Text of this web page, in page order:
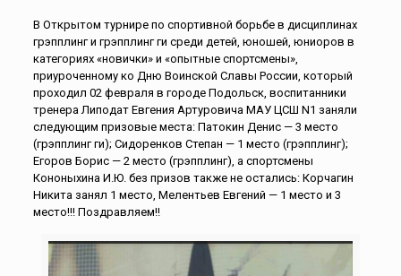
В Открытом турнире по спортивной борьбе в дисциплинах
грэпплинг и грэпплинг ги среди детей, юношей, юниоров в
категориях «новички» и «опытные спортсмены»,
приуроченному ко Дню Воинской Славы России, который
проходил 02 февраля в городе Подольск, воспитанники
тренера Липодат Евгения Артуровича МАУ ЦСШ N1 заняли
следующим призовые места: Патокин Денис — 3 место
(грэпплинг ги); Сидоренков Степан — 1 место (грэпплинг);
Егоров Борис — 2 место (грэпплинг), а спортсмены
Кононыхина И.Ю. без призов также не остались: Корчагин
Никита занял 1 место, Мелентьев Евгений — 1 место и 3
место!!! Поздравляем!!